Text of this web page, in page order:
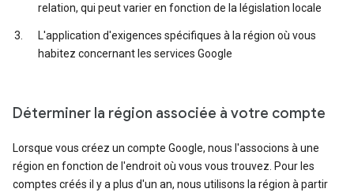
relation, qui peut varier en fonction de la législation locale
L'application d'exigences spécifiques à la région où vous
habitez concernant les services Google
Déterminer la région associée à votre compte
Lorsque vous créez un compte Google, nous l'associons à une
région en fonction de l'endroit où vous vous trouvez. Pour les
comptes créés il y a plus d'un an, nous utilisons la région à partir